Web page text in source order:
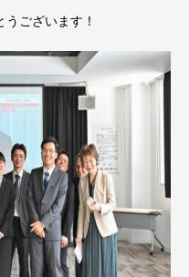
ございます！